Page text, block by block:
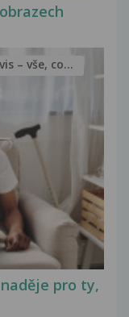
pro ty,
– vše, co...